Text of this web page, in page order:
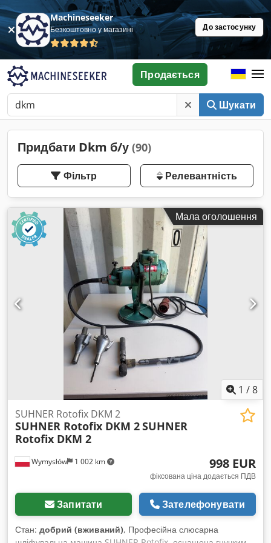
Machineseeker
Безкоштовно у магазині До застосунку
Шукати
Продається
Придбати Dkm б/у (90)
Фільтр Релевантність
Мала оголошення
1 /8
Wymysłów 1 002 km
SUHNER Rotofix DKM 2
SUHNER Rotofix DKM 2SUHNER
Rotofix DKM 2
998 EUR
фіксована ціна додається ПДВ
Запитати Зателефонувати
Стан: добрий (вживаний), Професійна слюсарна